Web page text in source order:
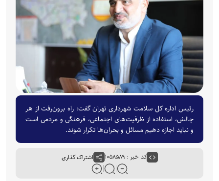
رئیس اداره کل سلامت شهرداری تهران گفت: راه برون‌رفت از هر
چالش، استفاده از ظرفیت‌های اجتماعی، فرهنگی و مردمی است
و نباید اجازه دهیم مسائل و بحران‌ها تکرار شوند.
کد خبر : ۱۰۵۸۵۸۹ اشتراک گذاری